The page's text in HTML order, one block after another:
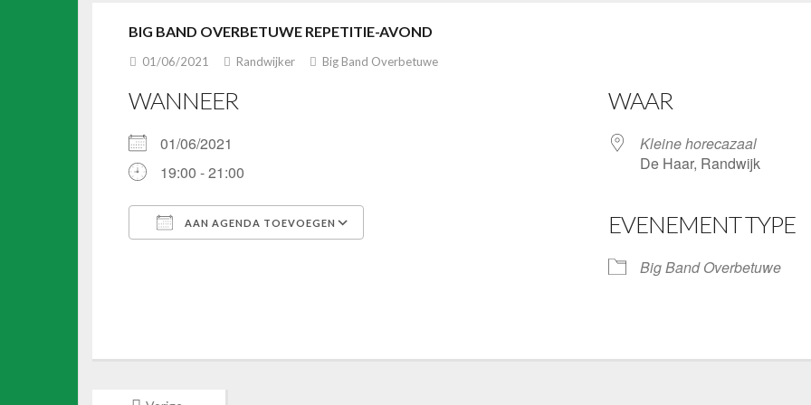
BIG BAND OVERBETUWE REPETITIE-AVOND
01/06/2021 Randwijker Big Band Overbetuwe
WANNEER
01/06/2021
19:00 - 21:00
AAN AGENDA TOEVOEGEN
iCalendar
WAAR
Kleine horecazaal
De Haar, Randwijk
EVENEMENT TYPE
Big Band Overbetuwe